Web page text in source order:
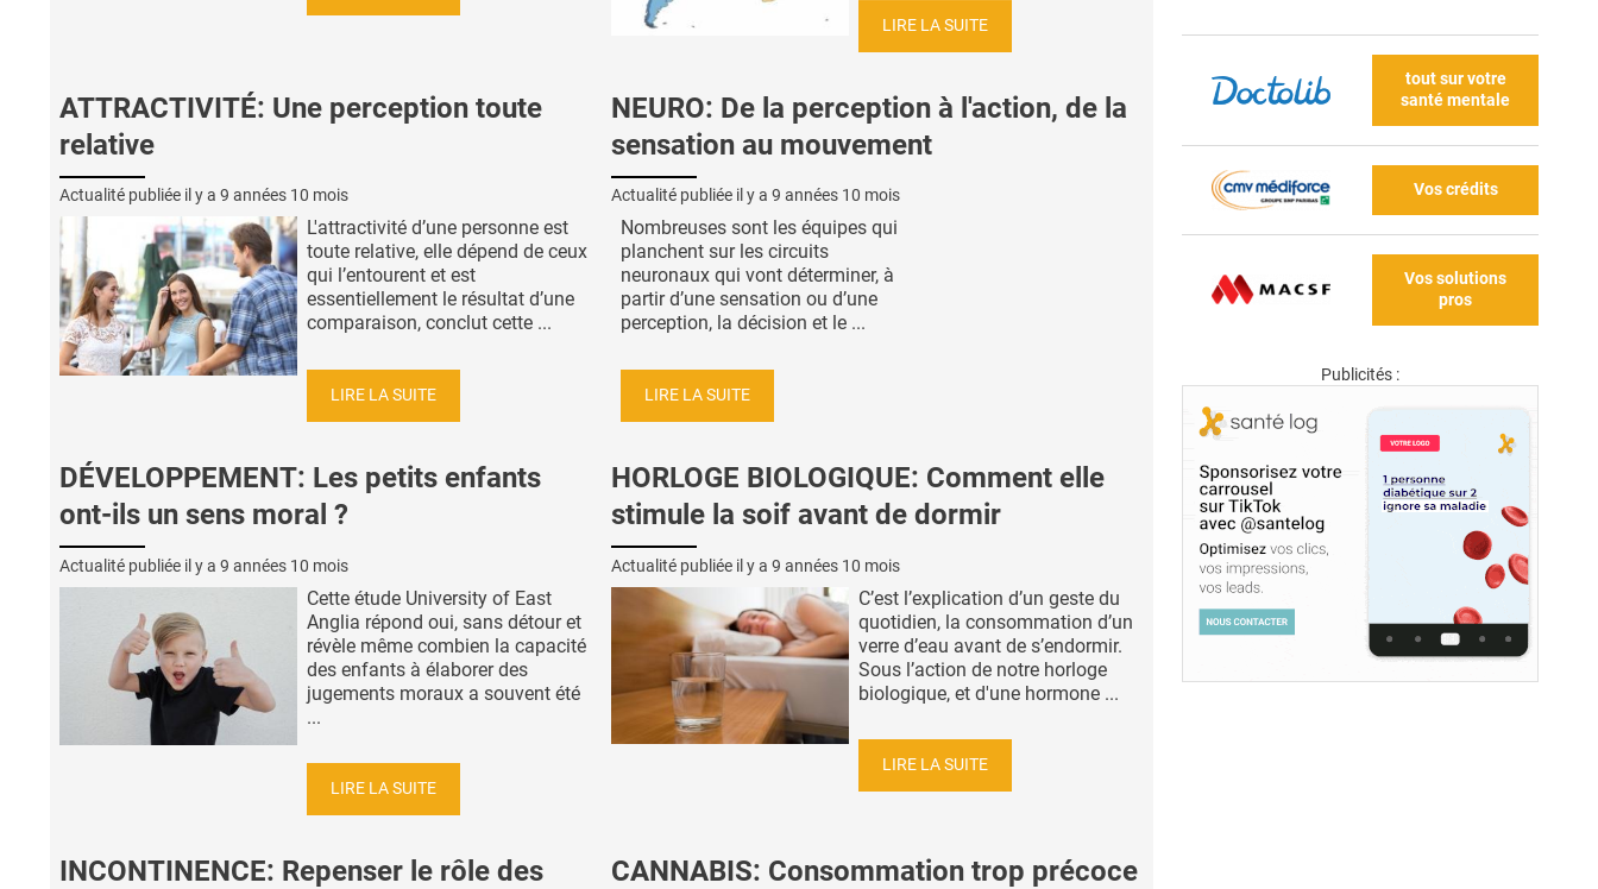
LIRE LA SUITE
ATTRACTIVITÉ: Une perception toute
relative
Actualité publiée il y a 9 années 10 mois
L'attractivité d’une personne est
toute relative, elle dépend de ceux
qui l’entourent et est
essentiellement le résultat d’une
comparaison, conclut cette ...
LIRE LA SUITE
NEURO: De la perception à l'action, de la
sensation au mouvement
Actualité publiée il y a 9 années 10 mois
Nombreuses sont les équipes qui
planchent sur les circuits
neuronaux qui vont déterminer, à
partir d’une sensation ou d’une
perception, la décision et le ...
LIRE LA SUITE
DÉVELOPPEMENT: Les petits enfants
ont-ils un sens moral ?
Actualité publiée il y a 9 années 10 mois
Cette étude University of East
Anglia répond oui, sans détour et
révèle même combien la capacité
des enfants à élaborer des
jugements moraux a souvent été
...
LIRE LA SUITE
HORLOGE BIOLOGIQUE: Comment elle
stimule la soif avant de dormir
Actualité publiée il y a 9 années 10 mois
C’est l’explication d’un geste du
quotidien, la consommation d’un
verre d’eau avant de s’endormir.
Sous l’action de notre horloge
biologique, et d'une hormone ...
LIRE LA SUITE
INCONTINENCE: Repenser le rôle des
CANNABIS: Consommation trop précoce
tout sur votre
santé mentale
Vos crédits
Vos solutions
pros
Publicités :